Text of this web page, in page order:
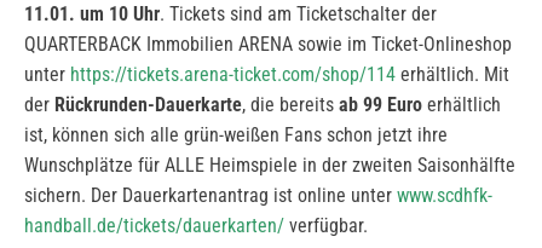
11.01. um 10 Uhr. Tickets sind am Ticketschalter der
QUARTERBACK Immobilien ARENA sowie im Ticket-Onlineshop
unter https://tickets.arena-ticket.com/shop/114 erhältlich. Mit
der Rückrunden-Dauerkarte, die bereits ab 99 Euro erhältlich
ist, können sich alle grün-weißen Fans schon jetzt ihre
Wunschplätze für ALLE Heimspiele in der zweiten Saisonhälfte
sichern. Der Dauerkartenantrag ist online unter www.scdhfk-
handball.de/tickets/dauerkarten/ verfügbar.